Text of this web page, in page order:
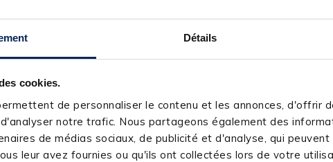
Détails
cookies.
de personnaliser le contenu et les annonces, d'offrir
notre trafic. Nous partageons également des
de médias sociaux, de publicité et d'analyse, qui
leur avez fournies ou qu'ils ont collectées lors de votre
la traque de la pêche et des petits carnassier en eau douce ou en mer
est Vendu armé
House Nabura Deka